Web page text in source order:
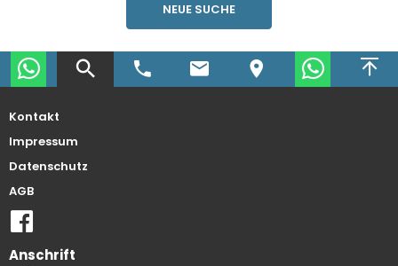
NEUE SUCHE
Kontakt
Impressum
Datenschutz
AGB
Anschrift